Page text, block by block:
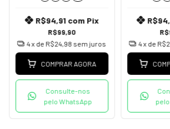
R$99,90
R$94,91 com Pix
4x de R$24,98 sem juros
COMPRAR AGORA
Consulte-nos
pelo WhatsApp
4x de